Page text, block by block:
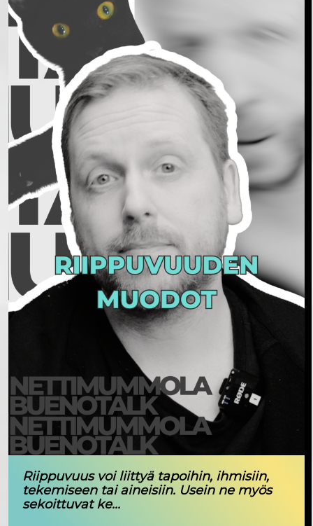
Riippuvuus voi liittyä tapoihin, ihmisiin,
tekemiseen tai aineisiin. Usein ne myös
sekoittuvat ke...